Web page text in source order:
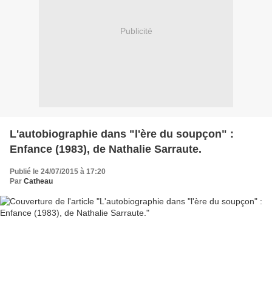
Publicité
L'autobiographie dans "l'ère du soupçon" :
Enfance (1983), de Nathalie Sarraute.
Publié le 24/07/2015 à 17:20
Par Catheau